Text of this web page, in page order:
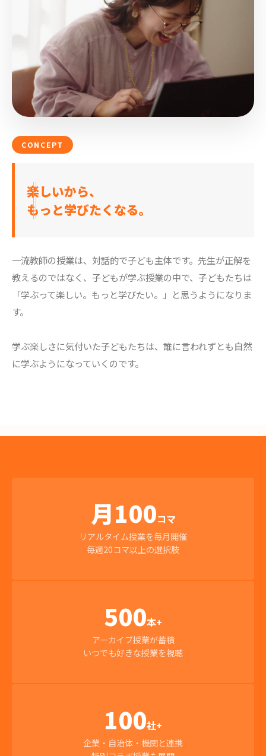
CONCEPT
楽しいから、
もっと学びたくなる。
一流教師の授業は、対話的で子ども主体です。先生が正解を
教えるのではなく、子どもが学ぶ授業の中で、子どもたちは
「学ぶって楽しい。もっと学びたい。」と思うようになりま
す。
学ぶ楽しさに気付いた子どもたちは、誰に言われずとも自然
に学ぶようになっていくのです。
月100コマ
リアルタイム授業を毎月開催
毎週20コマ以上の選択肢
500本+
アーカイブ授業が蓄積
いつでも好きな授業を視聴
100社+
企業・自治体・機関と連携